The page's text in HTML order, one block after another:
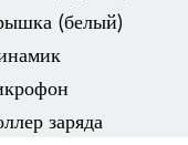
(белый)
заряда